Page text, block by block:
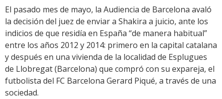
El pasado mes de mayo, la Audiencia de Barcelona avaló
la decisión del juez de enviar a Shakira a juicio, ante los
indicios de que residía en España “de manera habitual”
entre los años 2012 y 2014: primero en la capital catalana
y después en una vivienda de la localidad de Esplugues
de Llobregat (Barcelona) que compró con su expareja, el
futbolista del FC Barcelona Gerard Piqué, a través de una
sociedad.